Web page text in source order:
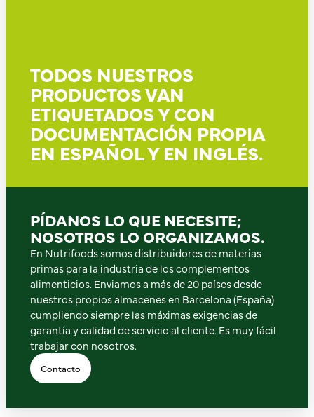
TODOS NUESTROS
PRODUCTOS VAN
ETIQUETADOS Y CON
DOCUMENTACIÓN PROPIA
EN ESPAÑOL Y EN INGLÉS.
PÍDANOS LO QUE NECESITE;
NOSOTROS LO ORGANIZAMOS.
En Nutrifoods somos distribuidores de materias
primas para la industria de los complementos
alimenticios. Enviamos a más de 20 países desde
nuestros propios almacenes en Barcelona (España)
cumpliendo siempre las máximas exigencias de
garantía y calidad de servicio al cliente. Es muy fácil
trabajar con nosotros.
Contacto